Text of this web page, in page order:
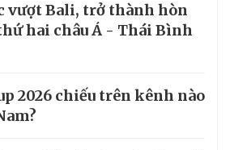
vượt Bali, trở thành hòn
hai châu Á - Thái Bình
2026 chiếu trên kênh nào